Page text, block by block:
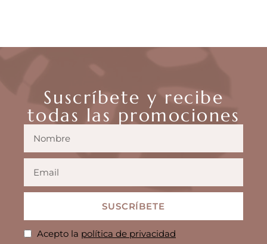
Suscríbete y recibe
todas las promociones
Acepto la política de privacidad
SUSCRÍBETE